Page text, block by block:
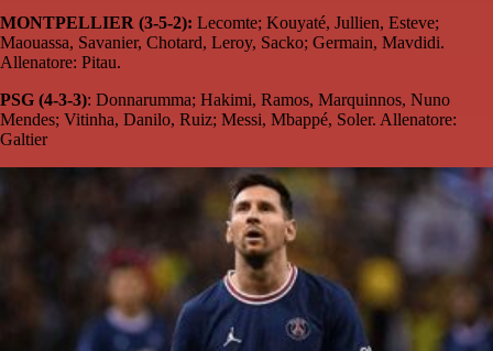
MONTPELLIER (3-5-2): Lecomte; Kouyaté, Jullien, Esteve;
Maouassa, Savanier, Chotard, Leroy, Sacko; Germain, Mavdidi.
Allenatore: Pitau.
PSG (4-3-3): Donnarumma; Hakimi, Ramos, Marquinnos, Nuno
Mendes; Vitinha, Danilo, Ruiz; Messi, Mbappé, Soler. Allenatore:
Galtier